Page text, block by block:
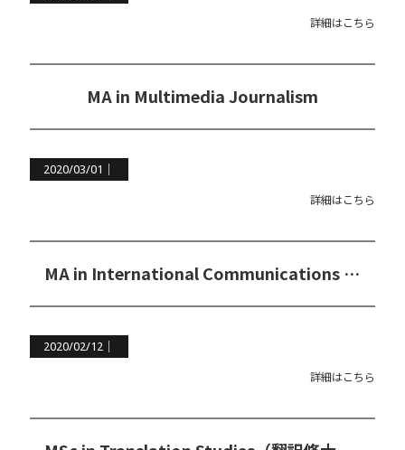
詳細はこちら
MA in Multimedia Journalism
2020/03/01｜
詳細はこちら
MA in International Communications and Development（国際コミュニケーション＆開発学修士コース）
2020/02/12｜
詳細はこちら